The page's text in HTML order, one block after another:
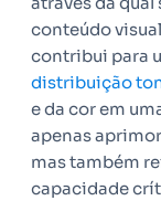
conteúdo
contribui para
distribuição
e da cor em
apenas
mas também
capacidade